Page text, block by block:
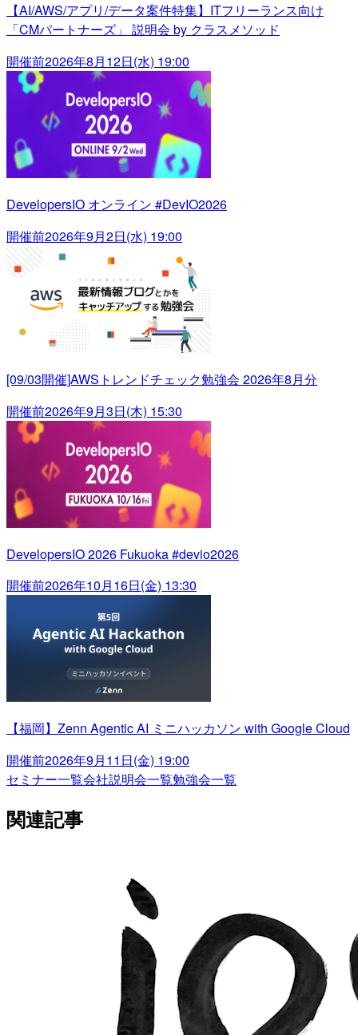
【AI/AWS/アプリ/データ案件特集】ITフリーランス向け
「CMパートナーズ」 説明会 by クラスメソッド
開催前2026年8月12日(水) 19:00
DevelopersIO オンライン #DevIO2026
開催前2026年9月2日(水) 19:00
[09/03開催]AWSトレンドチェック勉強会 2026年8月分
開催前2026年9月3日(木) 15:30
DevelopersIO 2026 Fukuoka #devio2026
開催前2026年10月16日(金) 13:30
【福岡】Zenn Agentic AI ミニハッカソン with Google Cloud
開催前2026年9月11日(金) 19:00
セミナー一覧会社説明会一覧勉強会一覧
関連記事